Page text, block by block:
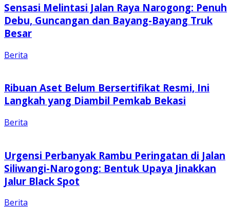
Sensasi Melintasi Jalan Raya Narogong: Penuh
Debu, Guncangan dan Bayang-Bayang Truk
Besar
Berita
Ribuan Aset Belum Bersertifikat Resmi, Ini
Langkah yang Diambil Pemkab Bekasi
Berita
Urgensi Perbanyak Rambu Peringatan di Jalan
Siliwangi-Narogong: Bentuk Upaya Jinakkan
Jalur Black Spot
Berita